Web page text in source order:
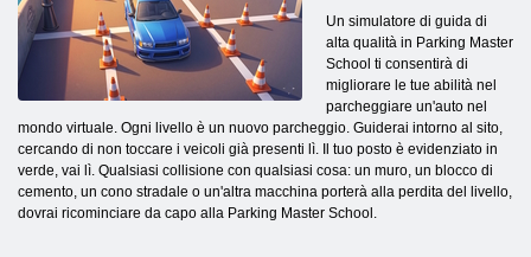
Un simulatore di guida di
alta qualità in Parking Master
School ti consentirà di
migliorare le tue abilità nel
parcheggiare un'auto nel
mondo virtuale. Ogni livello è un nuovo parcheggio. Guiderai intorno al sito,
cercando di non toccare i veicoli già presenti lì. Il tuo posto è evidenziato in
verde, vai lì. Qualsiasi collisione con qualsiasi cosa: un muro, un blocco di
cemento, un cono stradale o un'altra macchina porterà alla perdita del livello,
dovrai ricominciare da capo alla Parking Master School.